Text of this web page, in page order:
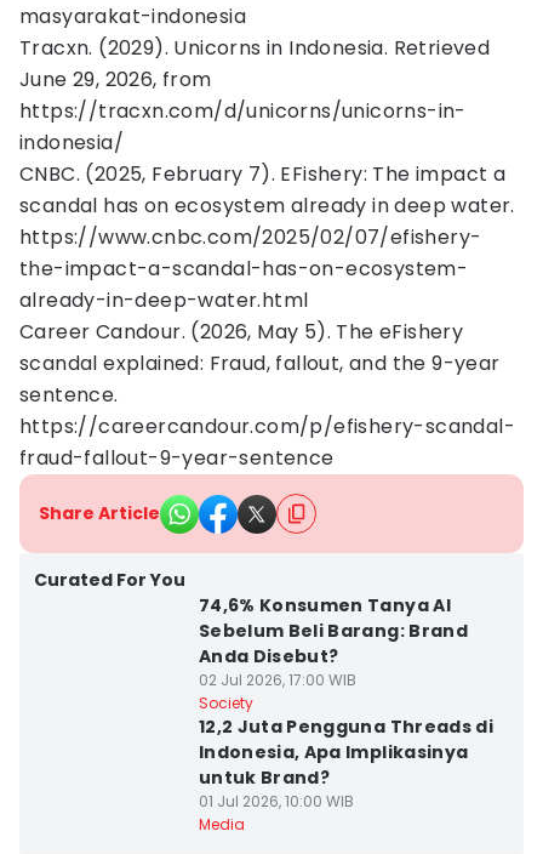
masyarakat-indonesia
Tracxn. (2029). Unicorns in Indonesia. Retrieved
June 29, 2026, from
https://tracxn.com/d/unicorns/unicorns-in-
indonesia/
CNBC. (2025, February 7). EFishery: The impact a
scandal has on ecosystem already in deep water.
https://www.cnbc.com/2025/02/07/efishery-
the-impact-a-scandal-has-on-ecosystem-
already-in-deep-water.html
Career Candour. (2026, May 5). The eFishery
scandal explained: Fraud, fallout, and the 9-year
sentence.
https://careercandour.com/p/efishery-scandal-
fraud-fallout-9-year-sentence
Share Article
Curated For You
74,6% Konsumen Tanya AI
Sebelum Beli Barang: Brand
Anda Disebut?
02 Jul 2026, 17:00 WIB
Society
12,2 Juta Pengguna Threads di
Indonesia, Apa Implikasinya
untuk Brand?
01 Jul 2026, 10:00 WIB
Media